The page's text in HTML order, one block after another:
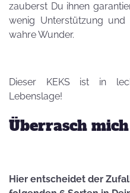
zauberst Du ihnen
wenig Unterstützung und
wahre Wunder.
Dieser KEKS ist in
Lebenslage!
Überrasch mich
Hier entscheidet der